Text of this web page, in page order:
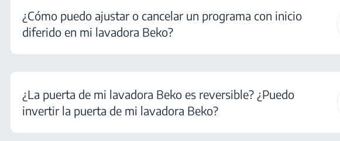
¿Cómo puedo ajustar o cancelar un programa con inicio
diferido en mi lavadora Beko?
¿La puerta de mi lavadora Beko es reversible? ¿Puedo
invertir la puerta de mi lavadora Beko?